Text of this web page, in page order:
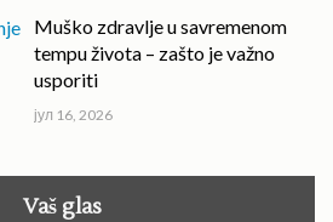
Muško zdravlje u savremenom
tempu života – zašto je važno
usporiti
јул 16, 2026
Vaš glas